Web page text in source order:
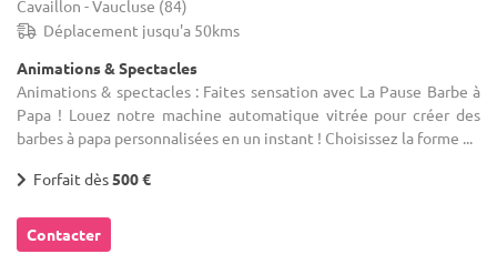
Cavaillon - Vaucluse (84)
Déplacement jusqu'a 50kms
Animations & Spectacles
Animations & spectacles : Faites sensation avec La Pause Barbe à
Papa ! Louez notre machine automatique vitrée pour créer des
barbes à papa personnalisées en un instant ! Choisissez la forme ...
Forfait dès500 €
Contacter